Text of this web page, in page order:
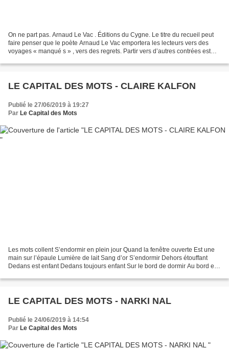
On ne part pas. Arnaud Le Vac . Éditions du Cygne. Le titre du recueil peut
faire penser que le poète Arnaud Le Vac emportera les lecteurs vers des
voyages « manqué s » , vers des regrets. Partir vers d’autres contrées est
LE CAPITAL DES MOTS - CLAIRE KALFON
Publié le 27/06/2019 à 19:27
Par Le Capital des Mots
Les mots collent S’endormir en plein jour Quand la fenêtre ouverte Est une
main sur l’épaule Lumière de lait Sang d’or S’endormir Dehors étouffant
Dedans est enfant Dedans toujours enfant Sur le bord de dormir Au bord et
LE CAPITAL DES MOTS - NARKI NAL
Publié le 24/06/2019 à 14:54
Par Le Capital des Mots